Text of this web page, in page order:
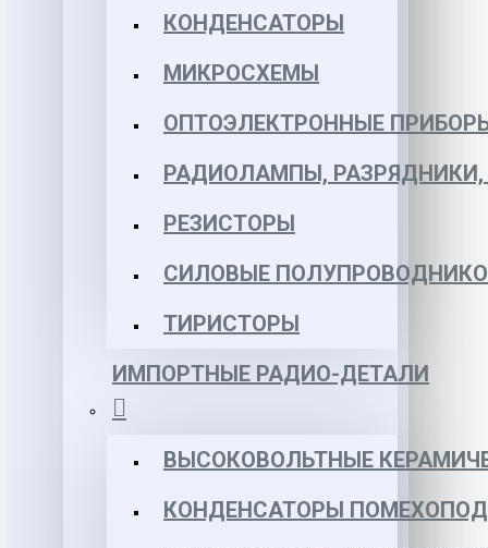
КОНДЕНСАТОРЫ
МИКРОСХЕМЫ
ОПТОЭЛЕКТРОННЫЕ
РАДИОЛАМПЫ,
РЕЗИСТОРЫ
СИЛОВЫЕ
ТИРИСТОРЫ
ИМПОРТНЫЕ РАДИО-ДЕТАЛИ
ВЫСОКОВОЛЬТНЫЕ
КОНДЕНСАТОРЫ